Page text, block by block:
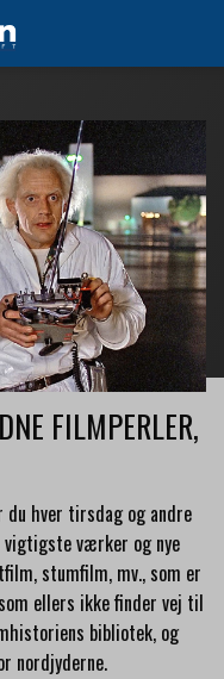
FILMPERLER,
du hver tirsdag og andre
vigtigste værker og nye
stumfilm, mv., som er
ellers ikke finder vej til
bibliotek, og
nordjyderne.